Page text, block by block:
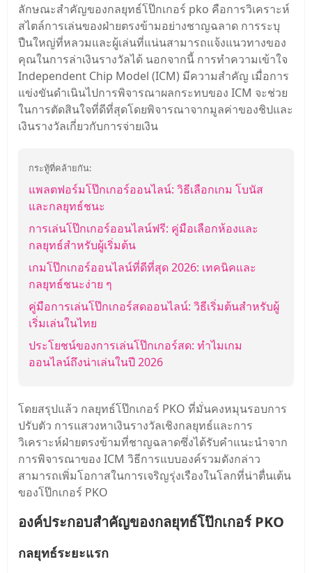
ลักษณะสําคัญของกลยุทธ์โป๊กเกอร์ pko คือการวิเคราะห์
สไตล์การเล่นของฝ่ายตรงข้ามอย่างชาญฉลาด การระบุ
ปืนใหญ่ที่หลวมและผู้เล่นที่แน่นสามารถแจ้งแนวทางของ
คุณในการล่าเงินรางวัลได้ นอกจากนี้ การทําความเข้าใจ
Independent Chip Model (ICM) มีความสําคัญ เมื่อการ
แข่งขันดําเนินไปการพิจารณาผลกระทบของ ICM จะช่วย
ในการตัดสินใจที่ดีที่สุดโดยพิจารณาจากมูลค่าของชิปและ
เงินรางวัลเกี่ยวกับการจ่ายเงิน
กระทู้ที่คล้ายกัน:
แพลตฟอร์มโป๊กเกอร์ออนไลน์: วิธีเลือกเกม โบนัส
และกลยุทธ์ชนะ
การเล่นโป๊กเกอร์ออนไลน์ฟรี: คู่มือเลือกห้องและ
กลยุทธ์สำหรับผู้เริ่มต้น
เกมโป๊กเกอร์ออนไลน์ที่ดีที่สุด 2026: เทคนิคและ
กลยุทธ์ชนะง่าย ๆ
คู่มือการเล่นโป๊กเกอร์สดออนไลน์: วิธีเริ่มต้นสำหรับผู้
เริ่มเล่นในไทย
ประโยชน์ของการเล่นโป๊กเกอร์สด: ทำไมเกม
ออนไลน์ถึงน่าเล่นในปี 2026
โดยสรุปแล้ว กลยุทธ์โป๊กเกอร์ PKO ที่มั่นคงหมุนรอบการ
ปรับตัว การแสวงหาเงินรางวัลเชิงกลยุทธ์และการ
วิเคราะห์ฝ่ายตรงข้ามที่ชาญฉลาดซึ่งได้รับคําแนะนําจาก
การพิจารณาของ ICM วิธีการแบบองค์รวมดังกล่าว
สามารถเพิ่มโอกาสในการเจริญรุ่งเรืองในโลกที่น่าตื่นเต้น
ของโป๊กเกอร์ PKO
องค์ประกอบสําคัญของกลยุทธ์โป๊กเกอร์ PKO
กลยุทธ์ระยะแรก